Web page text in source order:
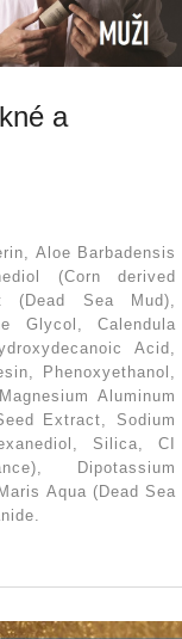
a
Aloe Barbadensis
(Corn derived
(Dead Sea Mud),
Glycol, Calendula
Acid,
Phenoxyethanol,
Aluminum
Extract, Sodium
Silica, CI
Dipotassium
Aqua (Dead Sea